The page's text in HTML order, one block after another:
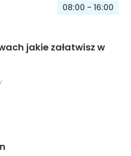
08:00 - 16:00
jakie załatwisz w